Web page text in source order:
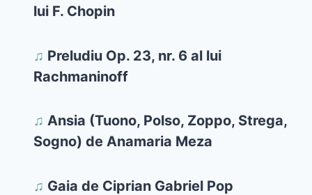
lui F. Chopin
♫ Preludiu Op. 23, nr. 6 al lui
Rachmaninoff
♫ Ansia (Tuono, Polso, Zoppo, Strega,
Sogno) de Anamaria Meza
♫ Gaia de Ciprian Gabriel Pop